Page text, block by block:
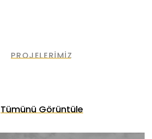
PROJELERİMİZ
Tümünü Görüntüle